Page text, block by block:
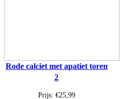
Rode calciet met apatiet toren
2
Prijs: €25,99